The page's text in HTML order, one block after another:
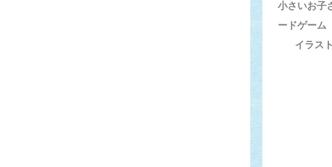
小さいお子
ードゲーム
イラス